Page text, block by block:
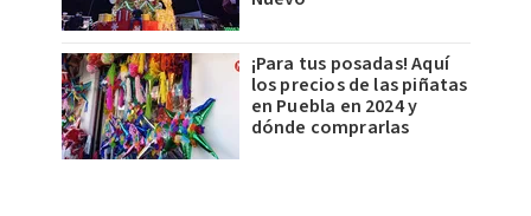
¡Para tus posadas! Aquí
los precios de las piñatas
en Puebla en 2024 y
dónde comprarlas